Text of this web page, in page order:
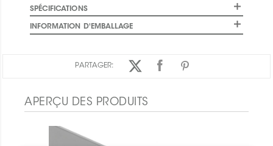
SPÉCIFICATIONS
INFORMATION D'EMBALLAGE
PARTAGER:
APERÇU DES PRODUITS